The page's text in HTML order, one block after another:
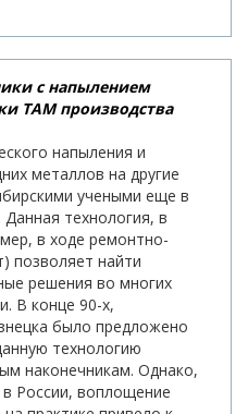
с напылением
ТАМ производства
напыления и
металлов на другие
учеными еще в
технология, в
в ходе ремонтно-
позволяет найти
решения во многих
В конце 90-х,
было предложено
технологию
наконечникам. Однако,
в России, воплощение